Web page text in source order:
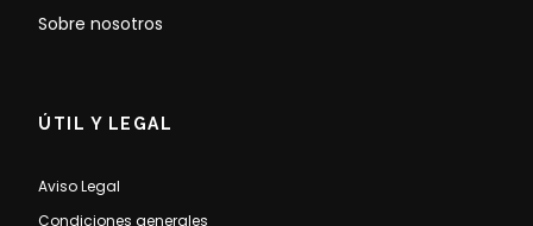
Sobre nosotros
ÚTIL Y LEGAL
Aviso Legal
Condiciones generales